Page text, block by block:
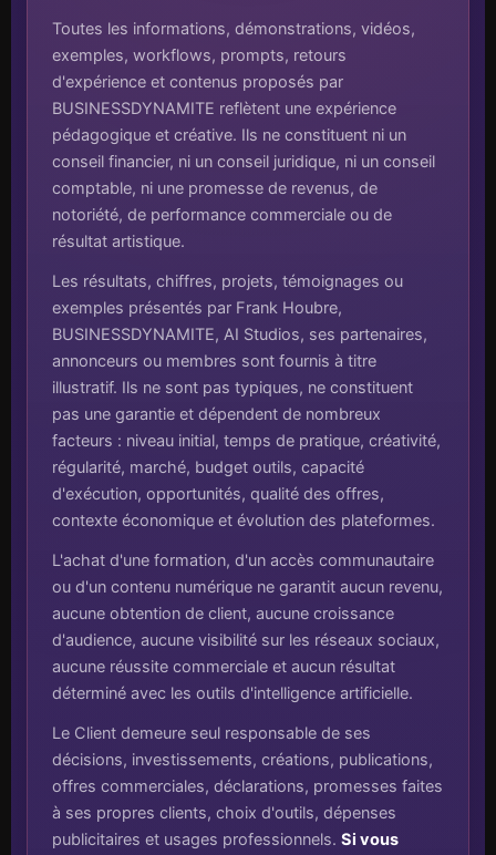
Toutes les informations, démonstrations, vidéos,
exemples, workflows, prompts, retours
d'expérience et contenus proposés par
BUSINESSDYNAMITE reflètent une expérience
pédagogique et créative. Ils ne constituent ni un
conseil financier, ni un conseil juridique, ni un conseil
comptable, ni une promesse de revenus, de
notoriété, de performance commerciale ou de
résultat artistique.
Les résultats, chiffres, projets, témoignages ou
exemples présentés par Frank Houbre,
BUSINESSDYNAMITE, AI Studios, ses partenaires,
annonceurs ou membres sont fournis à titre
illustratif. Ils ne sont pas typiques, ne constituent
pas une garantie et dépendent de nombreux
facteurs : niveau initial, temps de pratique, créativité,
régularité, marché, budget outils, capacité
d'exécution, opportunités, qualité des offres,
contexte économique et évolution des plateformes.
L'achat d'une formation, d'un accès communautaire
ou d'un contenu numérique ne garantit aucun revenu,
aucune obtention de client, aucune croissance
d'audience, aucune visibilité sur les réseaux sociaux,
aucune réussite commerciale et aucun résultat
déterminé avec les outils d'intelligence artificielle.
Le Client demeure seul responsable de ses
décisions, investissements, créations, publications,
offres commerciales, déclarations, promesses faites
à ses propres clients, choix d'outils, dépenses
publicitaires et usages professionnels. Si vous